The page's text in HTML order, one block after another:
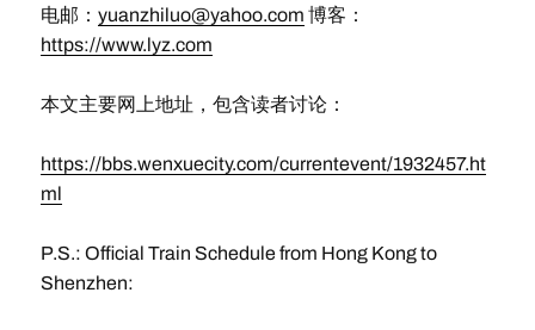
电邮： yuanzhiluo@yahoo.com 博客：
https://www.lyz.com
本文主要网上地址，包含读者讨论：
https://bbs.wenxuecity.com/currentevent/1932457.ht
ml
P.S.: Official Train Schedule from Hong Kong to
Shenzhen: